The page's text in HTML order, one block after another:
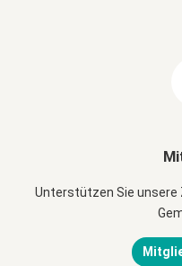
Unterstützen Sie unsere